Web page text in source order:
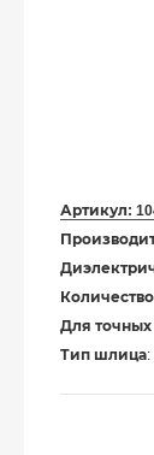
Артикул:
Для точных
Тип шлица